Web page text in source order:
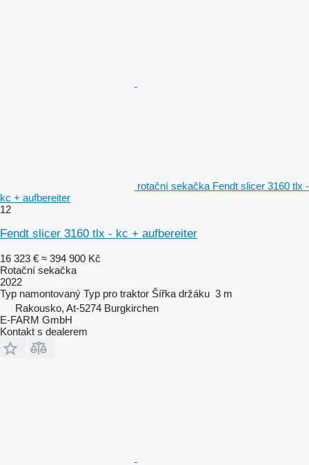
rotační sekačka Fendt slicer 3160 tlx -
kc + aufbereiter
12
Fendt slicer 3160 tlx - kc + aufbereiter
16 323 € ≈ 394 900 Kč
Rotační sekačka
2022
Typ namontovaný Typ pro traktor Šířka držáku 3 m
Rakousko, At-5274 Burgkirchen
E-FARM GmbH
Kontakt s dealerem